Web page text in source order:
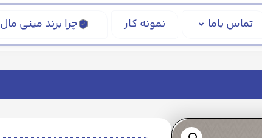
تماس باما نمونه کار چرا برند مینی مال